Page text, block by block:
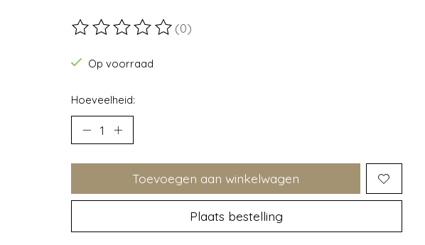
De beoordeling van dit product is
(0)
Op voorraad
Hoeveelheid:
Toevoegen aan winkelwagen
Plaats bestelling